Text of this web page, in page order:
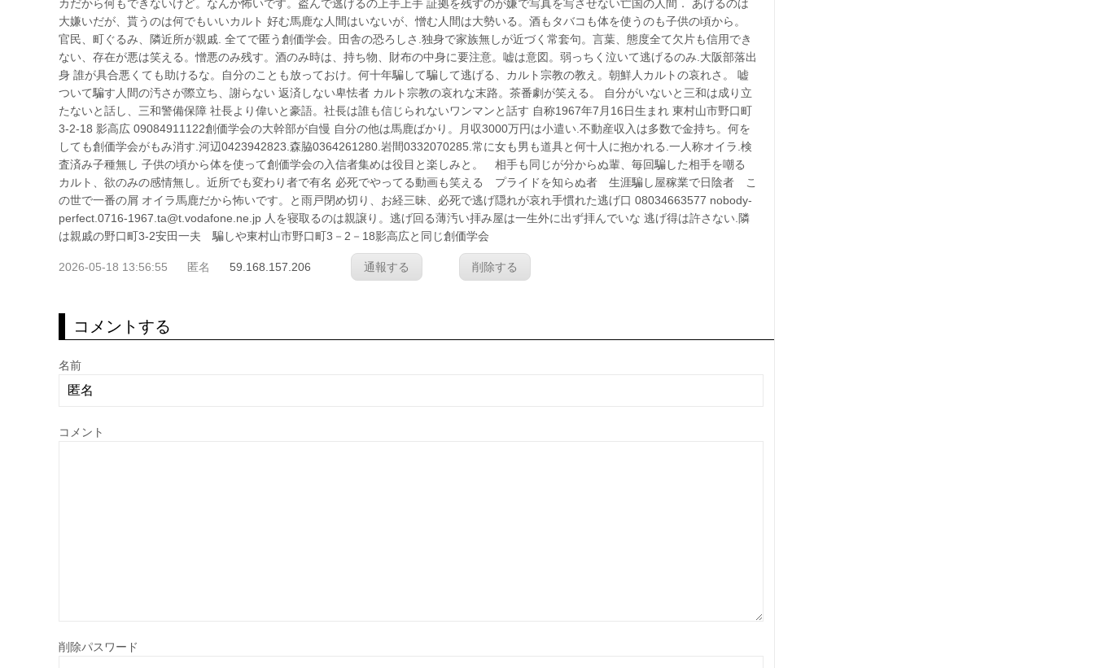
カだから何もできないけど。なんか怖いです。盗んで逃げるの上手上手 証拠を残すのが嫌で写真を写させない亡国の人間． あげるのは
大嫌いだが、貰うのは何でもいいカルト 好む馬鹿な人間はいないが、憎む人間は大勢いる。酒もタバコも体を使うのも子供の頃から。
官民、町ぐるみ、隣近所が親戚. 全てで匿う創価学会。田舎の恐ろしさ.独身で家族無しが近づく常套句。言葉、態度全て欠片も信用でき
ない、存在が悪は笑える。憎悪のみ残す。酒のみ時は、持ち物、財布の中身に要注意。嘘は意図。弱っちく泣いて逃げるのみ.大阪部落出
身 誰が具合悪くても助けるな。自分のことも放っておけ。何十年騙して騙して逃げる、カルト宗教の教え。朝鮮人カルトの哀れさ。 嘘
ついて騙す人間の汚さが際立ち、謝らない 返済しない卑怯者 カルト宗教の哀れな末路。茶番劇が笑える。 自分がいないと三和は成り立
たないと話し、三和警備保障 社長より偉いと豪語。社長は誰も信じられないワンマンと話す 自称1967年7月16日生まれ 東村山市野口町
3-2-18 影高広 09084911122創価学会の大幹部が自慢 自分の他は馬鹿ばかり。月収3000万円は小遣い.不動産収入は多数で金持ち。何を
しても創価学会がもみ消す.河辺0423942823.森脇0364261280.岩間0332070285.常に女も男も道具と何十人に抱かれる.一人称オイラ.検
査済み子種無し 子供の頃から体を使って創価学会の入信者集めは役目と楽しみと。 相手も同じが分からぬ輩、毎回騙した相手を嘲る
カルト、欲のみの感情無し。近所でも変わり者で有名 必死でやってる動画も笑える プライドを知らぬ者 生涯騙し屋稼業で日陰者 こ
の世で一番の屑 オイラ馬鹿だから怖いです。と雨戸閉め切り、お経三昧、必死で逃げ隠れが哀れ手慣れた逃げ口 08034663577 nobody-
perfect.0716-1967.ta@t.vodafone.ne.jp 人を寝取るのは親譲り。逃げ回る薄汚い拝み屋は一生外に出ず拝んでいな 逃げ得は許さない.隣
は親戚の野口町3-2安田一夫 騙しや東村山市野口町3－2－18影高広と同じ創価学会
2026-05-18 13:56:55 匿名 59.168.157.206 通報する 削除する
コメントする
名前
コメント
削除パスワード